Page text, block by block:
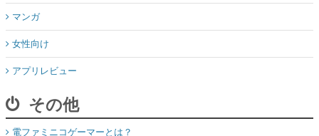
マンガ
女性向け
アプリレビュー
その他
電ファミニコゲーマーとは？